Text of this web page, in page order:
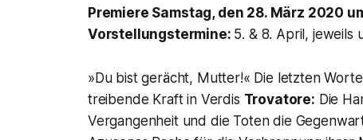
Premiere Samstag, den 28. März 2020
Vorstellungstermine: 5. & 8. April, jeweils
»Du bist gerächt, Mutter!« Die letzten
treibende Kraft in Verdis Trovatore: Die
Vergangenheit und die Toten die